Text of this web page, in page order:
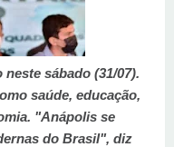
sábado (31/07).
saúde, educação,
"Anápolis se
do Brasil", diz